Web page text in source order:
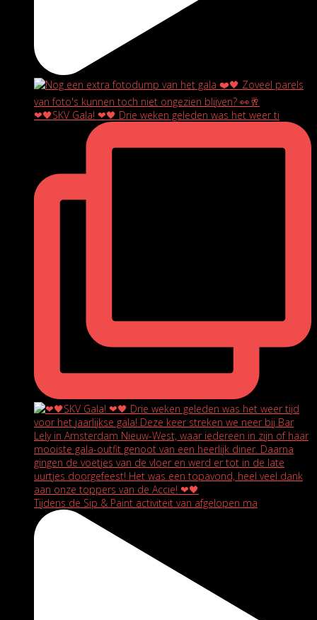
❤🖤SKV Gala! ❤🖤 Drie weken geleden was het weer ti
Tijdens de Sip & Paint activiteit van afgelopen ma